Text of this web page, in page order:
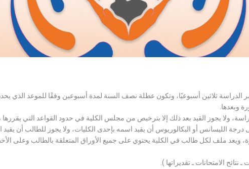
الدراسة ثلاثين أسبوعيًا، وتكون عطلة نصف السنة لمدة أسبوعين وفقًا للموعد الذي
وبعدها.
ولا يجوز القيد بعد ذلك إلا بترخيص من مجلس الكلية في حدود القواعد التي
درجة الليسانس أو البكالوريوس أن يقيد اسمه بإحدى الكليات، ولا يجوز للطالب أن
ويعد ملف لكل طالب في الكلية يحتوي على جميع الأوراق المتعلقة بالطالب وعلى
نتائح الامتحانات ـ تقديراتها ).